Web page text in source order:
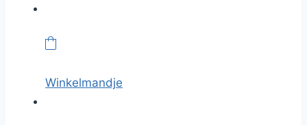
Winkelmandje